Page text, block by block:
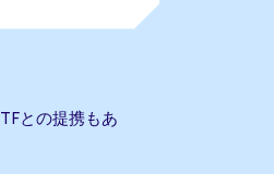
との提携もあ